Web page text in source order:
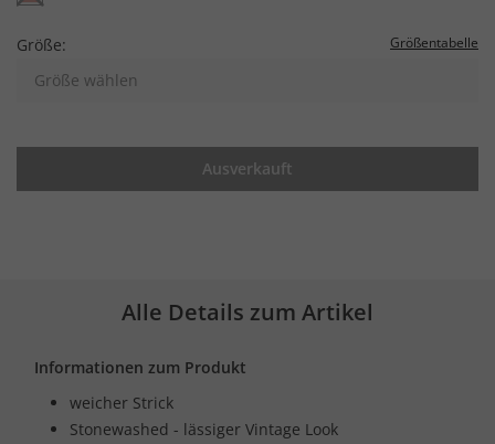
Größe: Größentabelle
Größe wählen
Ausverkauft
Alle Details zum Artikel
Informationen zum Produkt
weicher Strick
Stonewashed - lässiger Vintage Look